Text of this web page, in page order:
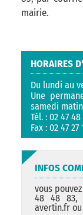
mairie.
HORAIRES
Du lundi au
Une
samedi
Tél. : 02 47
Fax : 02 47 27
INFOS
vous
48 48 83,
avertin.fr